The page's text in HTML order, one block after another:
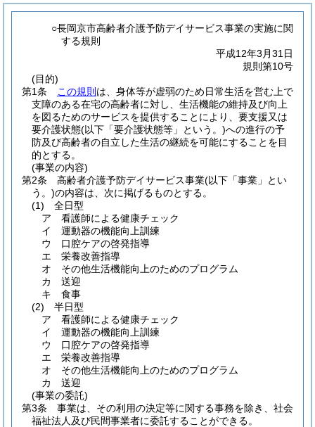
○長岡京市高齢者介護予防デイサービス事業の実施に関
する規則
平成12年3月31日
規則第10号
(目的)
第1条
この規則 は、身体等が虚弱のため日常生活を営む上で
支障のある在宅の高齢者に対し、生活機能の維持及び向上
を図るためのサービスを提供することにより、要支援又は
要介護状態(以下「要介護状態等」という。)への進行の予
防及び高齢者の自立した生活の継続を可能にすることを目
的とする。
(事業の内容)
第2条
高齢者介護予防デイサービス事業(以下「事業」とい
う。)の内容は、次に掲げるものとする。
(1)
全日型
ア
看護師による健康チェック
イ
運動器の機能向上訓練
ウ
口腔ケアの啓発指導
エ
栄養改善指導
オ
その他生活機能向上のためのプログラム
カ
送迎
キ
食事
(2)
半日型
ア
看護師による健康チェック
イ
運動器の機能向上訓練
ウ
口腔ケアの啓発指導
エ
栄養改善指導
オ
その他生活機能向上のためのプログラム
カ
送迎
(事業の委託)
第3条
事業は、その利用の決定等に関する事務を除き、社会
福祉法人及び民間事業者に委託することができる。